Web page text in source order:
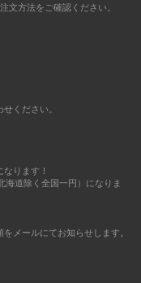
文方法をご確認ください。
ください。
ります！
海道除く全国一円）になりま
メールにてお知らせします。